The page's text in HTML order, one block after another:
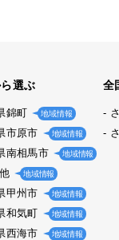
選ぶ
錦町 地域情報
市原市 地域情報
南相馬市 地域情報
地域情報
甲州市 地域情報
和気町 地域情報
西海市 地域情報
全